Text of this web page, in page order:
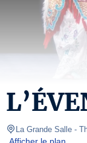
La Grande Salle -